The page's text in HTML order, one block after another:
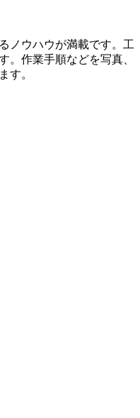
ノウハウが満載です。工
。作業手順などを写真、
す。